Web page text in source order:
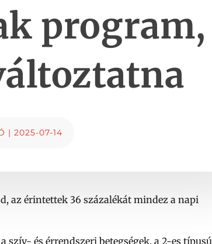
program,
| 2025-07-14
az érintettek 36 százalékát mindez a napi
és érrendszeri betegségek, a 2-es típusú